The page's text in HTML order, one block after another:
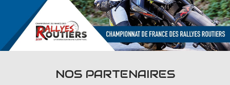
NOS PARTENAIRES